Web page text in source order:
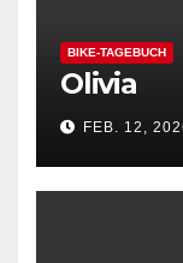
BIKE-TAGEBUCH
Olivia
FEB. 12,